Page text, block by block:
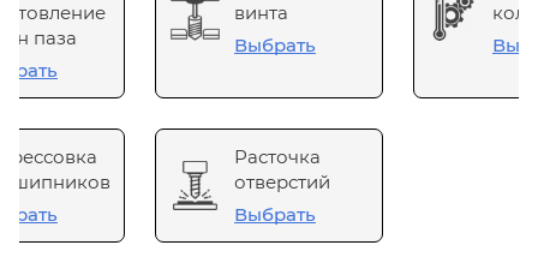
паза
винта
Выбрать
Расточка
отверстий
Выбрать